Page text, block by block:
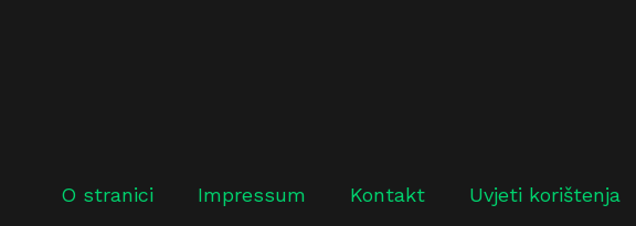
O stranici Impressum Kontakt Uvjeti korištenja